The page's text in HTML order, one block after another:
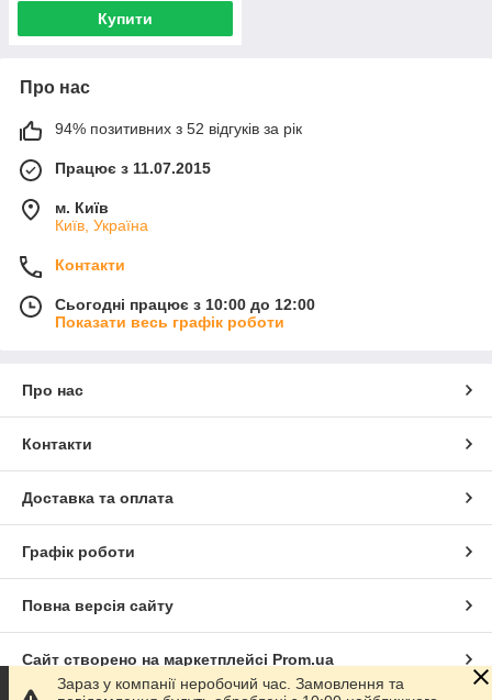
Купити
Про нас
94% позитивних з 52 відгуків за рік
Працює з 11.07.2015
м. Київ
Київ, Україна
Контакти
Сьогодні працює з 10:00 до 12:00
Показати весь графік роботи
Про нас
Контакти
Доставка та оплата
Графік роботи
Повна версія сайту
Сайт створено на маркетплейсі Prom.ua
Зараз у компанії неробочий час. Замовлення та